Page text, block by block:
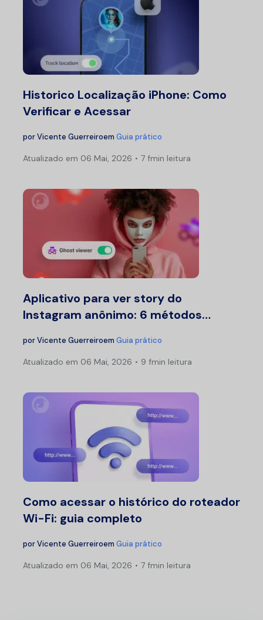
Historico Localização iPhone: Como
Verificar e Acessar
porVicente Guerreiroem Guia prático
Atualizado em 06 Mai, 2026 7 fmin leitura
Aplicativo para ver story do
Instagram anônimo: 6 métodos…
porVicente Guerreiroem Guia prático
Atualizado em 06 Mai, 2026 9 fmin leitura
Como acessar o histórico do roteador
Wi-Fi: guia completo
porVicente Guerreiroem Guia prático
Atualizado em 06 Mai, 2026 7 fmin leitura